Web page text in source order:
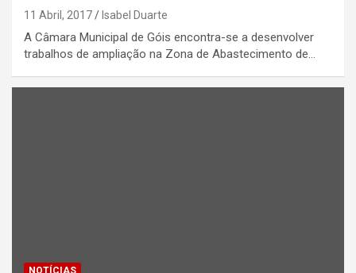
11 Abril, 2017 Isabel Duarte
A Câmara Municipal de Góis encontra-se a desenvolver
trabalhos de ampliação na Zona de Abastecimento de…
NOTÍCIAS